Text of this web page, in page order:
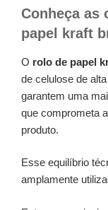
Conheça as
papel kraft
O rolo de papel
de celulose de
garantem uma
que comprometa
produto.
Esse equilíbrio
amplamente